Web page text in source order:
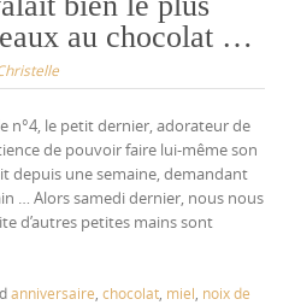
au chocolat …
n°4, le petit dernier, adorateur de
de pouvoir faire lui-même son
depuis une semaine, demandant
… Alors samedi dernier, nous nous
d’autres petites mains sont
anniversaire, chocolat, miel, noix de